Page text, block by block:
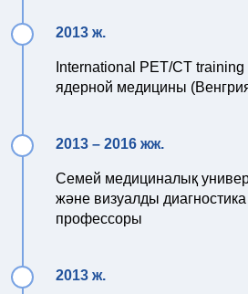
2013 ж.
International PET/CT
ядерной медицины
2013 – 2016 жж.
Семей медициналық
және визуалды
профессоры
2013 ж.